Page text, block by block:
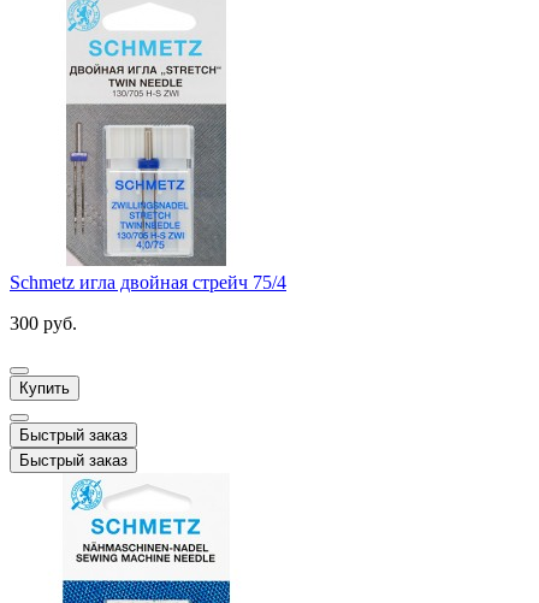
Schmetz игла двойная стрейч 75/4
300 руб.
Купить
Быстрый заказ
Быстрый заказ